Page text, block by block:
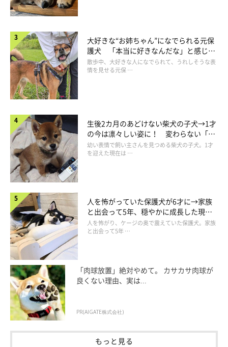
大好きな“お姉ちゃん”になでられる元保
護犬 「本当に好きなんだな」と感じる
表情にほっこり
散歩中、大好きな人になでられて、うれしそうな表
情を見せる元保 …
生後2カ月のあどけない柴犬の子犬→1才
の今は凛々しい姿に！ 変わらない「く
りくりおめめ」にもほっこり
幼い表情で飼い主さんを見つめる柴犬の子犬。1才
を迎えた現在は …
人を怖がっていた保護犬が6才に→家族
と出会って5年、穏やかに成長した現在
の姿にグッとくる
人を怖がり、ケージの奥で震えていた保護犬。家族
と出会って5年 …
「肉球放置」絶対やめて。 カサカサ肉球が
良くない理由、実は...
PR(AIGATE株式会社)
もっと見る